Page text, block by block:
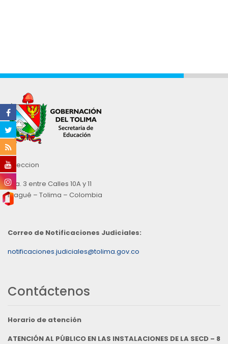
Direccion
Cra. 3 entre Calles 10A y 11
Ibagué – Tolima – Colombia
Correo de Notificaciones Judiciales:
notificaciones.judiciales@tolima.gov.co
Contáctenos
Horario de atención
ATENCIÓN AL PÚBLICO EN LAS INSTALACIONES DE LA SECD – 8